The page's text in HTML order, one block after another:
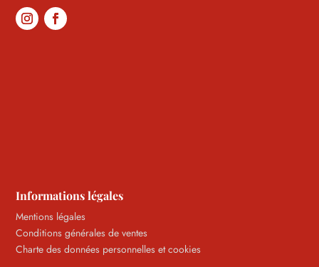
Informations légales
Mentions légales
Conditions générales de ventes
Charte des données personnelles et cookies